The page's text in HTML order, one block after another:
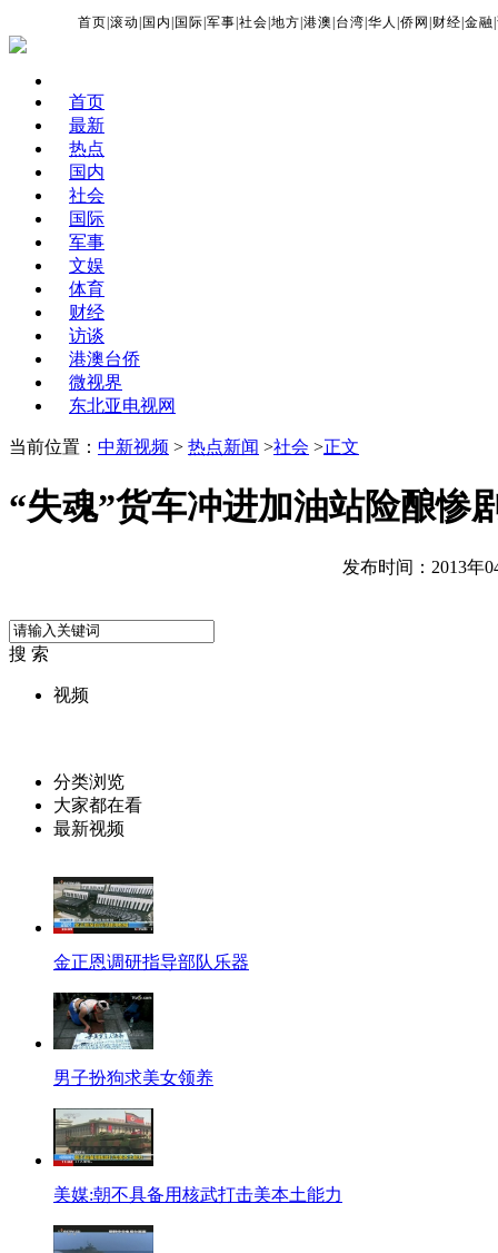
首页 |滚动 国内 国际 |军事 |社会 |地方 |港澳 台湾 |华人 |侨网 财经 |金融 |
首页
最新
热点
国内
社会
国际
军事
文娱
体育
财经
访谈
港澳台侨
微视界
东北亚电视网
当前位置： 中新视频 > 热点新闻 >社会 >正文
“失魂”货车冲进加油站险酿惨
发布时间：2013年
搜 索
视频
分类浏览
大家都在看
最新视频
金正恩调研指导部队乐器
男子扮狗求美女领养
美媒:朝不具备用核武打击美本土能力